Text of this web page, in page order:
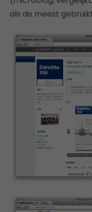
als de meest